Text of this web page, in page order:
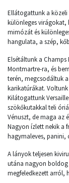
Ellátogattunk a
különleges virágokat,
mimózát és
hangulata, a szép,
Elsétáltunk a Champs
Montmartre-ra, és
terén, megcsodáltuk
karikatúrákat.
Kilátogattunk
szökőkutakkal teli
Vénuszt, de maga az
Nagyon ízlett nekik a
hagymaleves, panini,
A lányok teljesen
utána nagyon boldog
megfeledkezett arról,